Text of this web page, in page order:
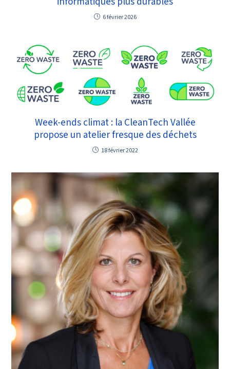
6 février 2026
Week-ends climat : la CleanTech Vallée
propose un atelier fresque des déchets
18 février 2022